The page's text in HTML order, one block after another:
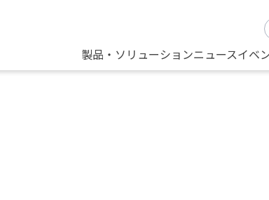
製品・ソリューションニュースイベ